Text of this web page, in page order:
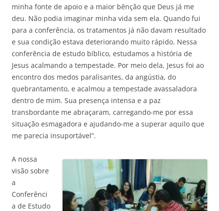
minha fonte de apoio e a maior bênção que Deus já me
deu. Não podia imaginar minha vida sem ela. Quando fui
para a conferência, os tratamentos já não davam resultado
e sua condição estava deteriorando muito rápido. Nessa
conferência de estudo bíblico, estudamos a história de
Jesus acalmando a tempestade. Por meio dela, Jesus foi ao
encontro dos medos paralisantes, da angústia, do
quebrantamento, e acalmou a tempestade avassaladora
dentro de mim. Sua presença intensa e a paz
transbordante me abraçaram, carregando-me por essa
situação esmagadora e ajudando-me a superar aquilo que
me parecia insuportável”.
A nossa
visão sobre
a
Conferênci
a de Estudo